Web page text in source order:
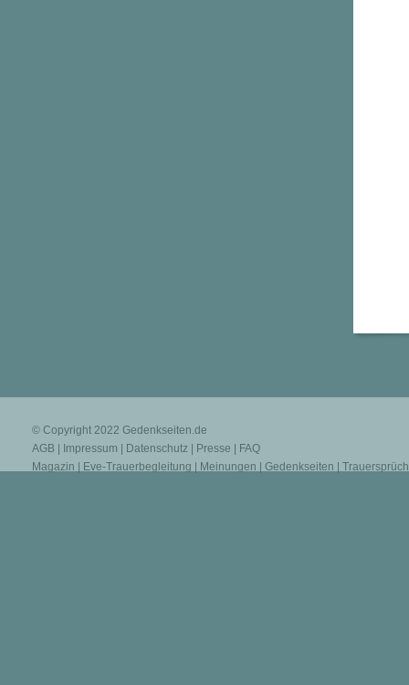
© Copyright 2022 Gedenkseiten.de
AGB
Impressum Datenschutz Presse
FAQ
Magazin
Eve-Trauerbegleitung Meinungen Gedenkseiten